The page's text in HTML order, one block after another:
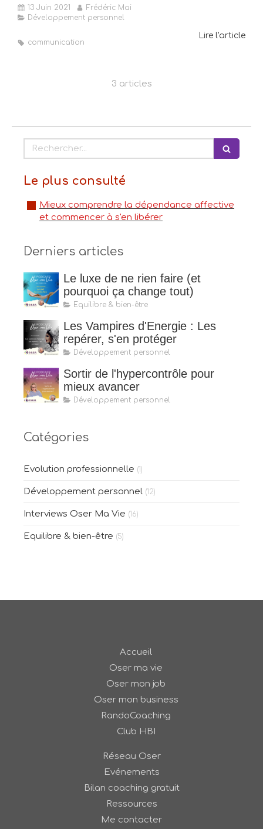
13 Juin 2021
Frédéric Mai
Développement personnel
Lire l'article
communication
3 articles
Rechercher
Le plus consulté
Mieux comprendre la dépendance affective
et commencer à s'en libérer
Derniers articles
Le luxe de ne rien faire (et
pourquoi ça change tout)
Equilibre & bien-être
Les Vampires d'Energie : Les
repérer, s'en protéger
Développement personnel
Sortir de l'hypercontrôle pour
mieux avancer
Développement personnel
Catégories
Evolution professionnelle (1)
Développement personnel (12)
Interviews Oser Ma Vie (16)
Equilibre & bien-être (5)
Accueil
Oser ma vie
Oser mon job
Oser mon business
RandoCoaching
Club HBI
Réseau Oser
Evénements
Bilan coaching gratuit
Ressources
Me contacter